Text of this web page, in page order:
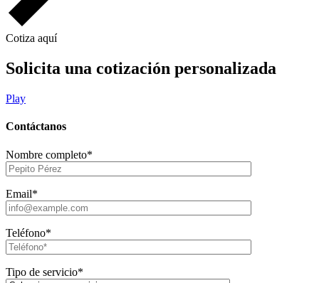
Cotiza aquí
Solicita una cotización personalizada
Play
Contáctanos
Nombre completo*
Email*
Teléfono*
Tipo de servicio*